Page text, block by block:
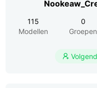
115
Modellen
0
Groepen
 Volgend